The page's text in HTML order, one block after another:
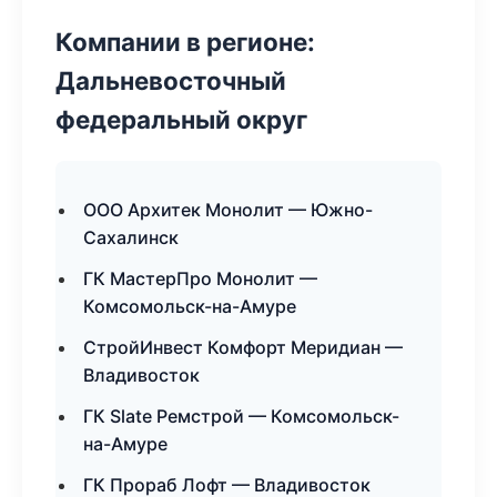
Компании в регионе:
Дальневосточный
федеральный округ
ООО Архитек Монолит — Южно-
Сахалинск
ГК МастерПро Монолит —
Комсомольск-на-Амуре
СтройИнвест Комфорт Меридиан —
Владивосток
ГК Slate Ремстрой — Комсомольск-
на-Амуре
ГК Прораб Лофт — Владивосток